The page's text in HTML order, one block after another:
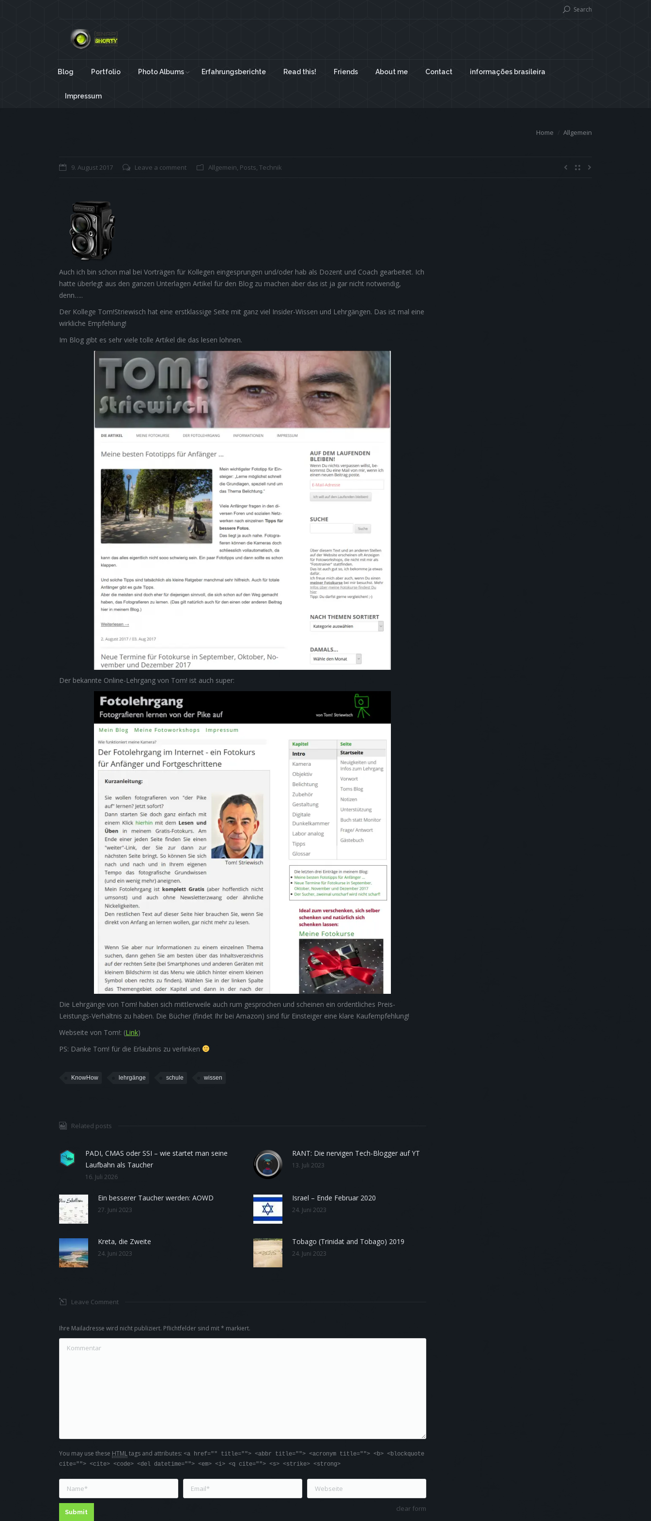
Search
Blog Portfolio Photo Albums Erfahrungsberichte Read this! Friends About me Contact informações brasileira
Impressum
Home Allgemein
9. August 2017 Leave a comment Allgemein, Posts, Technik
Auch ich bin schon mal bei Vorträgen für Kollegen eingesprungen und/oder hab als Dozent und Coach gearbeitet. Ich
hatte überlegt aus den ganzen Unterlagen Artikel für den Blog zu machen aber das ist ja gar nicht notwendig,
denn…..
Der Kollege Tom!Striewisch hat eine erstklassige Seite mit ganz viel Insider-Wissen und Lehrgängen. Das ist mal eine
wirkliche Empfehlung!
Im Blog gibt es sehr viele tolle Artikel die das lesen lohnen.
Der bekannte Online-Lehrgang von Tom! ist auch super:
Die Lehrgänge von Tom! haben sich mittlerweile auch rum gesprochen und scheinen ein ordentliches Preis-
Leistungs-Verhältnis zu haben. Die Bücher (findet Ihr bei Amazon) sind für Einsteiger eine klare Kaufempfehlung!
Webseite von Tom!: (Link)
PS: Danke Tom! für die Erlaubnis zu verlinken
KnowHow lehrgänge schule wissen
Related posts
PADI, CMAS oder SSI – wie startet man seine
Laufbahn als Taucher
16. Juli 2026
RANT: Die nervigen Tech-Blogger auf YT
13. Juli 2023
Ein besserer Taucher werden: AOWD
27. Juni 2023
Israel – Ende Februar 2020
24. Juni 2023
Kreta, die Zweite
24. Juni 2023
Tobago (Trinidat and Tobago) 2019
24. Juni 2023
Leave Comment
Ihre Mailadresse wird nicht publiziert. Pflichtfelder sind mit* markiert.
Kommentar
You may use these HTMLtags and attributes: <a href="" title=""> <abbr title=""> <acronym title=""> <b> <blockquote
cite=""> <cite> <code> <del datetime=""> <em> <i> <q cite=""> <s> <strike> <strong>
Name * Email * Webseite
clear form
Submit